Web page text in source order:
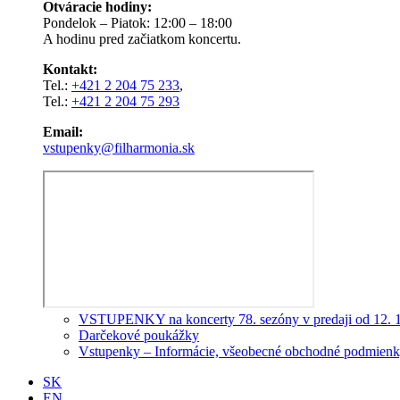
Otváracie hodiny:
Pondelok – Piatok: 12:00 – 18:00
A hodinu pred začiatkom koncertu.
Kontakt:
Tel.: +421 2 204 75 233,
Tel.: +421 2 204 75 293
Email:
vstupenky@filharmonia.sk
VSTUPENKY na koncerty 78. sezóny v predaji od 12.
Darčekové poukážky
Vstupenky – Informácie, všeobecné obchodné
SK